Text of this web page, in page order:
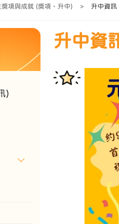
獎項與成就 (獎項、升中) > 升中資訊
升中資
)